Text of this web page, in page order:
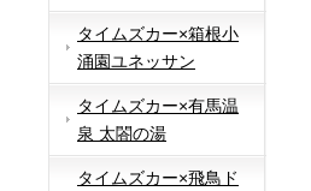
タイムズカー×箱根小
涌園ユネッサン
タイムズカー×有馬温
泉 太閤の湯
タイムズカー×飛鳥ド